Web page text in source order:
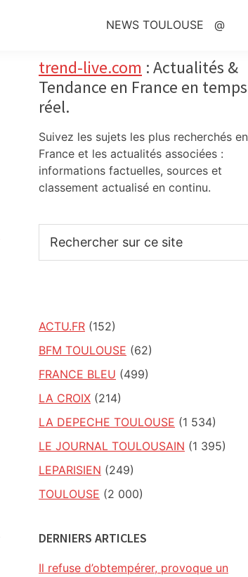
NEWS TOULOUSE @
Primary
Sidebar
trend-live.com : Actualités &
Tendance en France en temps
réel.
Suivez les sujets les plus recherchés en
France et les actualités associées :
informations factuelles, sources et
classement actualisé en continu.
sur
ACTU.FR (152)
BFM TOULOUSE (62)
FRANCE BLEU (499)
LA CROIX (214)
LA DEPECHE TOULOUSE (1 534)
LE JOURNAL TOULOUSAIN (1 395)
LEPARISIEN (249)
TOULOUSE (2 000)
DERNIERS ARTICLES
Il refuse d’obtempérer, provoque un